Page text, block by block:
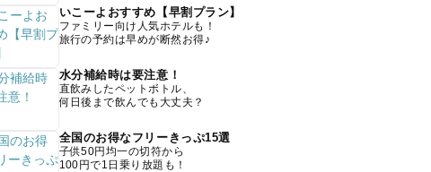
いこーよおすすめ【早割プラン】
ファミリー向け人気ホテルも！
旅行の予約は早めが断然お得♪
水分補給時は要注意！
直飲みしたペットボトル、
何日後まで飲んでも大丈夫？
全国のお得なフリーきっぷ15選
子供50円均一の切符から
100円で1日乗り放題も！